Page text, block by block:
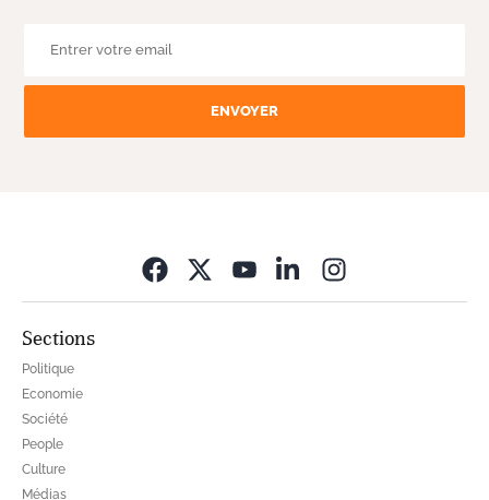
ENVOYER
Sections
Politique
Economie
Société
People
Culture
Médias